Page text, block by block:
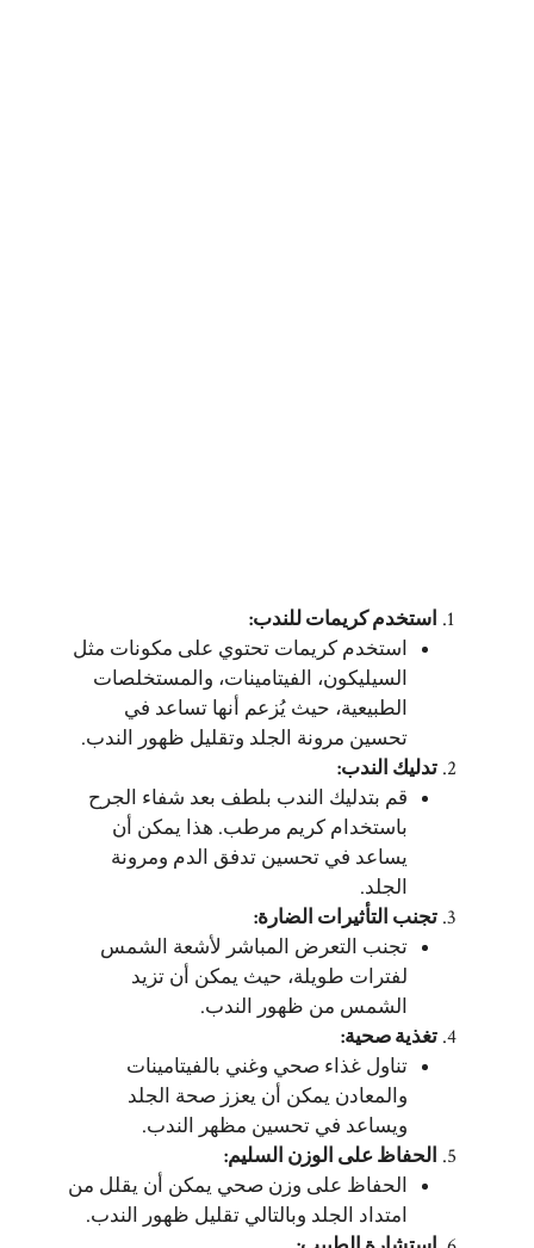
استخدم كريمات للندب:
استخدم كريمات تحتوي على مكونات مثل
السيليكون، الفيتامينات، والمستخلصات
الطبيعية، حيث يُزعم أنها تساعد في
تحسين مرونة الجلد وتقليل ظهور الندب.
تدليك الندب:
قم بتدليك الندب بلطف بعد شفاء الجرح
باستخدام كريم مرطب. هذا يمكن أن
يساعد في تحسين تدفق الدم ومرونة
الجلد.
تجنب التأثيرات الضارة:
تجنب التعرض المباشر لأشعة الشمس
لفترات طويلة، حيث يمكن أن تزيد
الشمس من ظهور الندب.
تغذية صحية:
تناول غذاء صحي وغني بالفيتامينات
والمعادن يمكن أن يعزز صحة الجلد
ويساعد في تحسين مظهر الندب.
الحفاظ على الوزن السليم:
الحفاظ على وزن صحي يمكن أن يقلل من
امتداد الجلد وبالتالي تقليل ظهور الندب.